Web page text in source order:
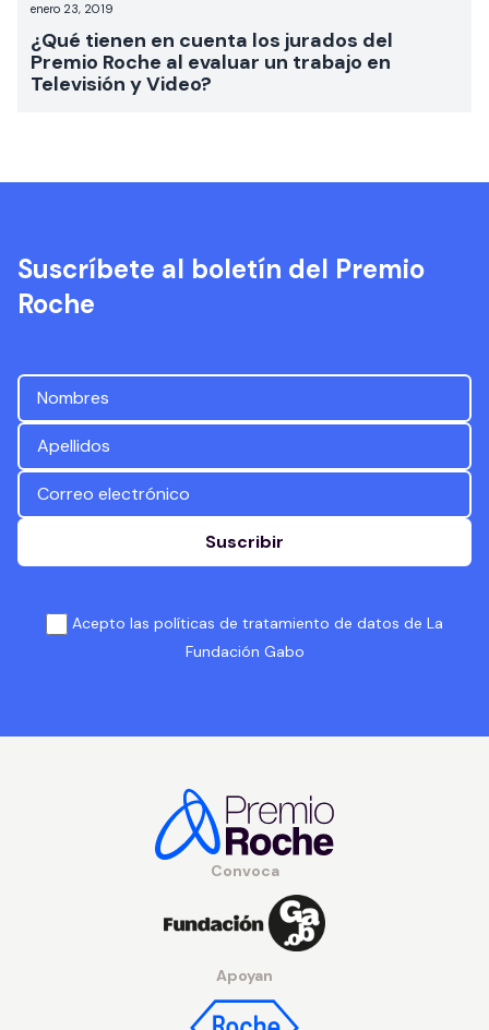
enero 23, 2019
¿Qué tienen en cuenta los jurados del
Premio Roche al evaluar un trabajo en
Televisión y Video?
Suscríbete al boletín del Premio
Roche
Suscribir
Acepto las políticas de tratamiento de datos de La
Fundación Gabo
Convoca
Apoyan